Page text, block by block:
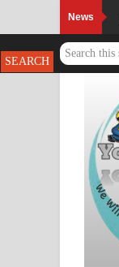
News